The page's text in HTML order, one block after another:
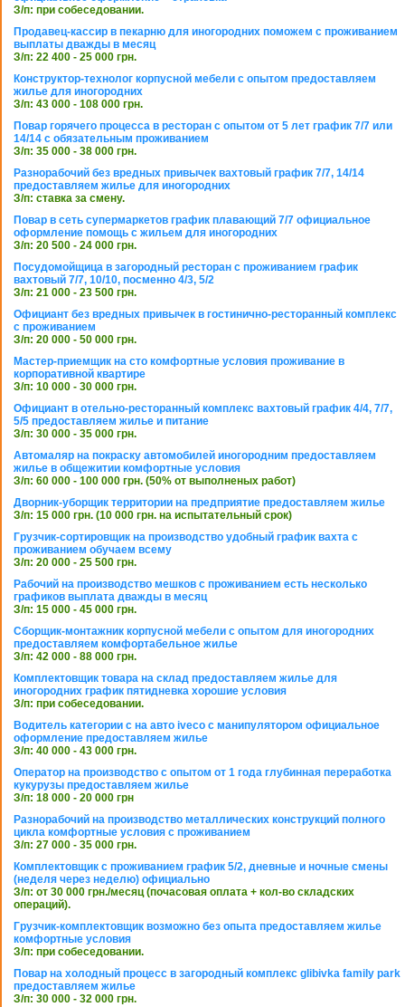
З/п: при собеседовании.
Продавец-кассир в пекарню для иногородних поможем с проживанием
выплаты дважды в месяц
З/п: 22 400 - 25 000 грн.
Конструктор-технолог корпусной мебели с опытом предоставляем
жилье для иногородних
З/п: 43 000 - 108 000 грн.
Повар горячего процесса в ресторан с опытом от 5 лет график 7/7 или
14/14 с обязательным проживанием
З/п: 35 000 - 38 000 грн.
Разнорабочий без вредных привычек вахтовый график 7/7, 14/14
предоставляем жилье для иногородних
З/п: ставка за смену.
Повар в сеть супермаркетов график плавающий 7/7 официальное
оформление помощь с жильем для иногородних
З/п: 20 500 - 24 000 грн.
Посудомойщица в загородный ресторан с проживанием график
вахтовый 7/7, 10/10, посменно 4/3, 5/2
З/п: 21 000 - 23 500 грн.
Официант без вредных привычек в гостинично-ресторанный комплекс
с проживанием
З/п: 20 000 - 50 000 грн.
Мастер-приемщик на сто комфортные условия проживание в
корпоративной квартире
З/п: 10 000 - 30 000 грн.
Официант в отельно-ресторанный комплекс вахтовый график 4/4, 7/7,
5/5 предоставляем жилье и питание
З/п: 30 000 - 35 000 грн.
Автомаляр на покраску автомобилей иногородним предоставляем
жилье в общежитии комфортные условия
З/п: 60 000 - 100 000 грн. (50% от выполненых работ)
Дворник-уборщик территории на предприятие предоставляем жилье
З/п: 15 000 грн. (10 000 грн. на испытательный срок)
Грузчик-сортировщик на производство удобный график вахта с
проживанием обучаем всему
З/п: 20 000 - 25 500 грн.
Рабочий на производство мешков с проживанием есть несколько
графиков выплата дважды в месяц
З/п: 15 000 - 45 000 грн.
Сборщик-монтажник корпусной мебели с опытом для иногородних
предоставляем комфортабельное жилье
З/п: 42 000 - 88 000 грн.
Комплектовщик товара на склад предоставляем жилье для
иногородних график пятидневка хорошие условия
З/п: при собеседовании.
Водитель категории с на авто iveco с манипулятором официальное
оформление предоставляем жилье
З/п: 40 000 - 43 000 грн.
Оператор на производство с опытом от 1 года глубинная переработка
кукурузы предоставляем жилье
З/п: 18 000 - 20 000 грн
Разнорабочий на производство металлических конструкций полного
цикла комфортные условия с проживанием
З/п: 27 000 - 35 000 грн.
Комплектовщик с проживанием график 5/2, дневные и ночные смены
(неделя через неделю) официально
З/п: от 30 000 грн./месяц (почасовая оплата + кол-во складских
операций).
Грузчик-комплектовщик возможно без опыта предоставляем жилье
комфортные условия
З/п: при собеседовании.
Повар на холодный процесс в загородный комплекс glibivka family park
предоставляем жилье
З/п: 30 000 - 32 000 грн.